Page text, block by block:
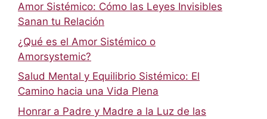
Amor Sistémico: Cómo las Leyes Invisibles
Sanan tu Relación
¿Qué es el Amor Sistémico o
Amorsystemic?
Salud Mental y Equilibrio Sistémico: El
Camino hacia una Vida Plena
Honrar a Padre y Madre a la Luz de las